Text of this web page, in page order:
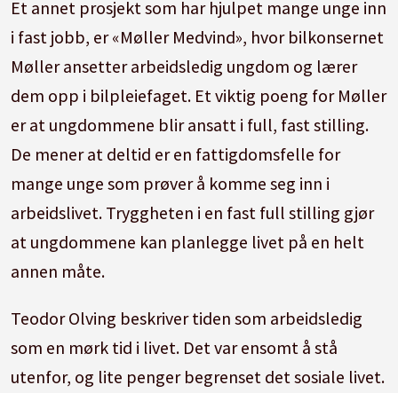
Et annet prosjekt som har hjulpet mange unge inn
i fast jobb, er «Møller Medvind», hvor bilkonsernet
Møller ansetter arbeidsledig ungdom og lærer
dem opp i bilpleiefaget. Et viktig poeng for Møller
er at ungdommene blir ansatt i full, fast stilling.
De mener at deltid er en fattigdomsfelle for
mange unge som prøver å komme seg inn i
arbeidslivet. Tryggheten i en fast full stilling gjør
at ungdommene kan planlegge livet på en helt
annen måte.
Teodor Olving beskriver tiden som arbeidsledig
som en mørk tid i livet. Det var ensomt å stå
utenfor, og lite penger begrenset det sosiale livet.